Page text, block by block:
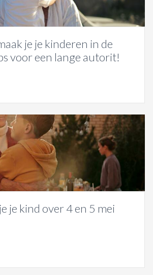
je je kinderen in de
voor een lange autorit!
je kind over 4 en 5 mei